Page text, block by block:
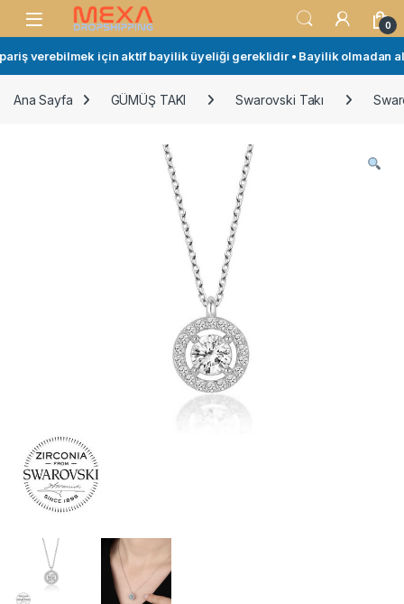
Skip to navigation
Skip to content
Open 0
verebilmek için aktif bayilik üyeliği gereklidir • Bayilik olmadan
Ana Sayfa GÜMÜŞ TAKI Swarovski Takı